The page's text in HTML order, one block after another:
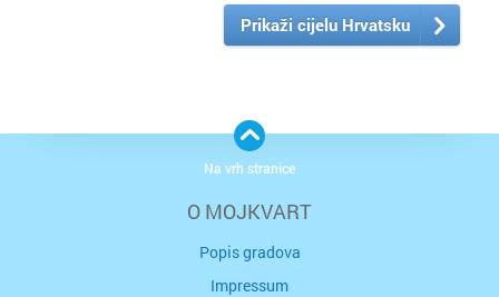
Prikaži cijelu Hrvatsku
O MOJKVART
Popis gradova
Impressum
Na vrh stranice